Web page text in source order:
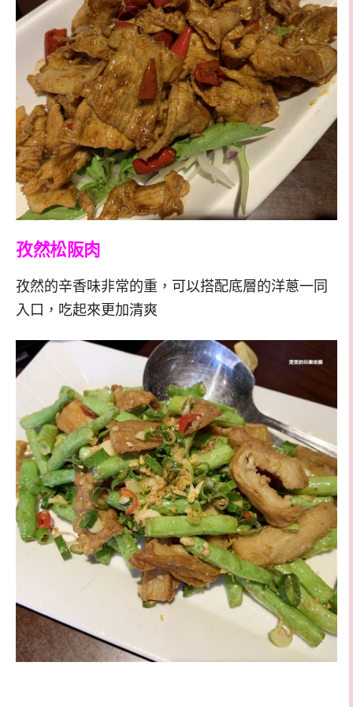
孜然松阪肉
孜然的辛香味非常的重，可以搭配底層的洋蔥一同
入口，吃起來更加清爽